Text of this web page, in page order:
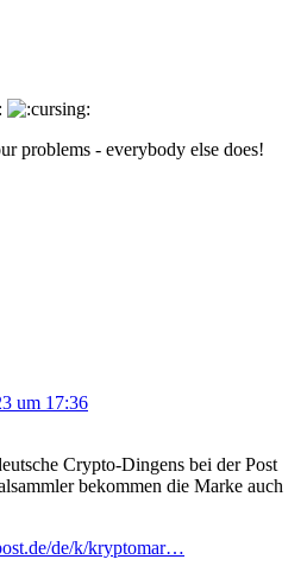
problems - everybody else does!
um 17:36
Crypto-Dingens bei der Post
bekommen die Marke auch
de/k/kryptomar…